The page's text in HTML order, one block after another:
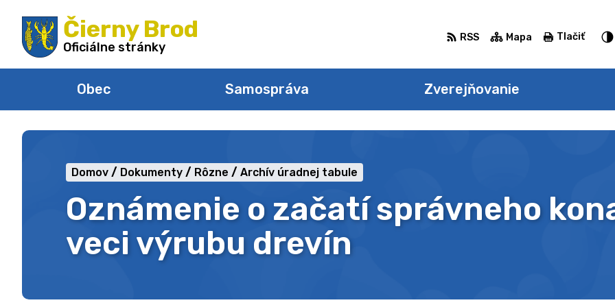
na
obsah
Čierny Brod
Oficiálne stránky
Obec Samospráva Zverejňovanie
RSS Mapa Tlačiť
Oznámenie o začatí správneho
veci výrubu drevín
Domov Dokumenty Rôzne Archív úradnej tabule